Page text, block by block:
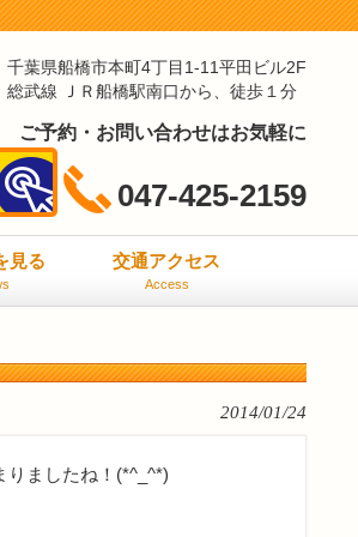
千葉県船橋市本町4丁目1-11平田ビル2F
総武線 ＪＲ船橋駅南口から、徒歩１分
ご予約・お問い合わせはお気軽に
047-425-2159
見る 交通アクセス
Access
2014/01/24
りましたね！(*^_^*)